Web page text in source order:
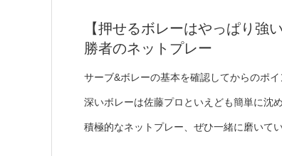
【押せるボレーはやっぱり強
勝者のネットプレー
サーブ&ボレーの基本を確認してからのポイ
深いボレーは佐藤プロといえども簡単に沈
積極的なネットプレー、ぜひ一緒に磨いて